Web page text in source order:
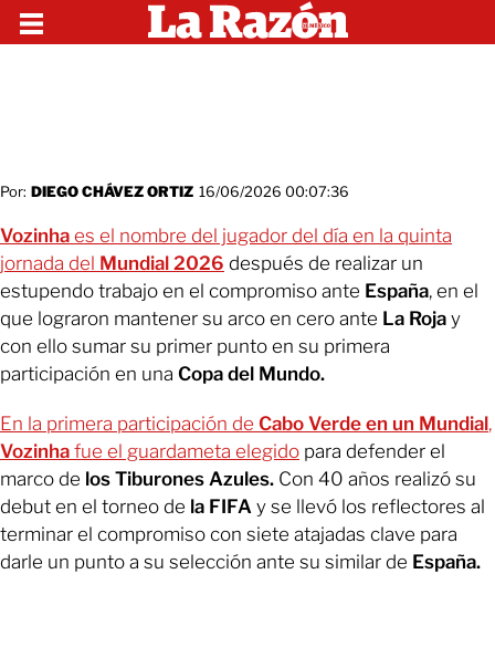
Por: DIEGO CHÁVEZ ORTIZ 16/06/2026 00:07:36
Vozinha es el nombre del jugador del día en la quinta
jornada del Mundial 2026 después de realizar un
estupendo trabajo en el compromiso ante España, en el
que lograron mantener su arco en cero ante La Roja y
con ello sumar su primer punto en su primera
participación en una Copa del Mundo.
En la primera participación de Cabo Verde en un Mundial,
Vozinha fue el guardameta elegido para defender el
marco de los Tiburones Azules. Con 40 años realizó su
debut en el torneo de la FIFA y se llevó los reflectores al
terminar el compromiso con siete atajadas clave para
darle un punto a su selección ante su similar de España.